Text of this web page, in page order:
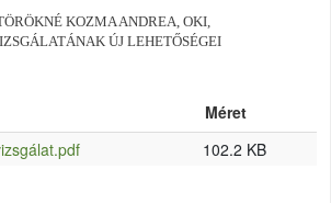
KOZMA ANDREA, OKI,
ÚJ LEHETŐSÉGEI
Méret
102.2 KB